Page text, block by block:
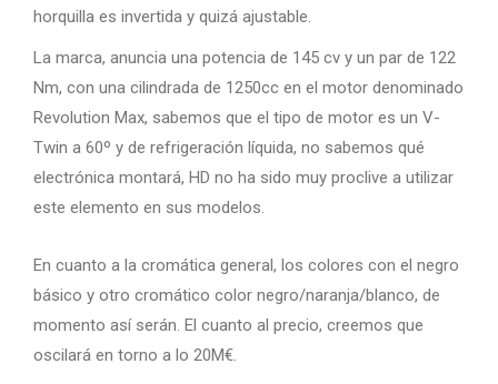
horquilla es invertida y quizá ajustable.
La marca, anuncia una potencia de 145 cv y un par de 122
Nm, con una cilindrada de 1250cc en el motor denominado
Revolution Max, sabemos que el tipo de motor es un V-
Twin a 60º y de refrigeración líquida, no sabemos qué
electrónica montará, HD no ha sido muy proclive a utilizar
este elemento en sus modelos.
En cuanto a la cromática general, los colores con el negro
básico y otro cromático color negro/naranja/blanco, de
momento así serán. El cuanto al precio, creemos que
oscilará en torno a lo 20M€.